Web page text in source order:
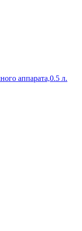
аппарата,0.5 л.